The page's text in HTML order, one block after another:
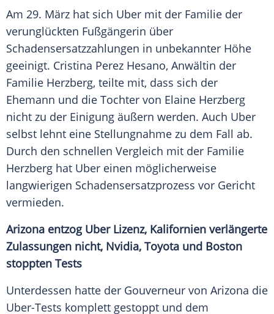
Am 29. März hat sich Uber mit der Familie der
verunglückten Fußgängerin über
Schadensersatzzahlungen in unbekannter Höhe
geeinigt. Cristina Perez Hesano, Anwältin der
Familie Herzberg, teilte mit, dass sich der
Ehemann und die Tochter von Elaine Herzberg
nicht zu der Einigung äußern werden. Auch Uber
selbst lehnt eine Stellungnahme zu dem Fall ab.
Durch den schnellen Vergleich mit der Familie
Herzberg hat Uber einen möglicherweise
langwierigen Schadensersatzprozess vor Gericht
vermieden.
Arizona entzog UberLizenz, Kalifornien verlängerte
Zulassungen nicht, Nvidia, Toyota und Boston
stoppten Tests
Unterdessen hatte der Gouverneur von Arizona die
Uber-Tests komplett gestoppt und dem